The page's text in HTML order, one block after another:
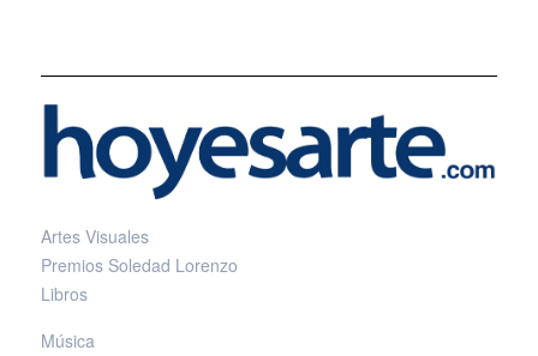
Artes Visuales
Premios Soledad Lorenzo
Libros
Música